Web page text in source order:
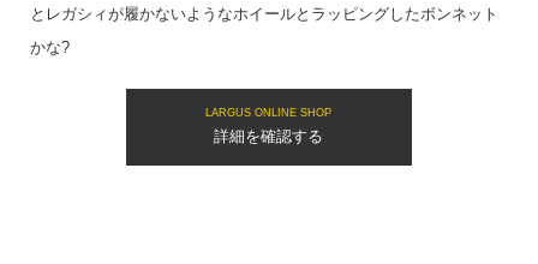
とレガシィが履かないようなホイールとラッピングしたボンネット
かな?
LARGUS ONLINE SHOP
詳細を確認する